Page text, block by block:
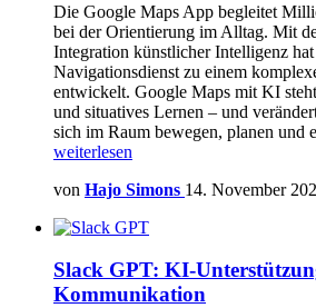
Die Google Maps App begleitet
bei der Orientierung im Alltag. Mit
Integration künstlicher Intelligenz
Navigationsdienst zu einem
entwickelt. Google Maps mit KI
und situatives Lernen – und
sich im Raum bewegen, planen
weiterlesen
von Hajo Simons 14. November
Slack GPT: KI-
Kommunikation